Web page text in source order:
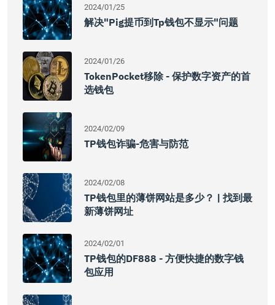
2024/01/25
解决"Pig提币到tp钱包不显示"问题
2024/01/26
TokenPocket移除 - 保护数字资产的首
选钱包
2024/02/09
TP钱包诈骗-危害与防范
2024/02/08
TP钱包里的薄饼网站是多少？ | 找到最
新薄饼网址
2024/02/01
TP钱包的DF888 - 方便快捷的数字钱
包应用